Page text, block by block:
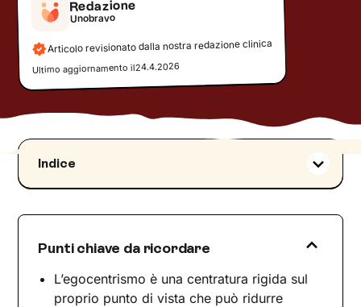
Redazione
Unobravo
Articolo revisionato dalla nostra redazione clinica
Ultimo aggiornamento il24.4.2026
Indice
Egocentrismo: che cosa significa davvero?
Egocentrismo e narcisismo: somiglianze e
Come capire se sei egocentrico senza
Egocentrismo e sensazioni interne
Punti chiave da ricordare
L’egocentrismo è una centratura rigida sul
proprio punto di vista che può ridurre